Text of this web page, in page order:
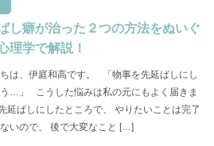
し癖が治った２つの方法をぬいぐ
理学で解説！
は、伊庭和高です。 「物事を先延ばしにし
…」 こうした悩みは私の元にもよく届きま
延ばしにしたところで、 やりたいことは完了
いので、 後で大変なこと […]